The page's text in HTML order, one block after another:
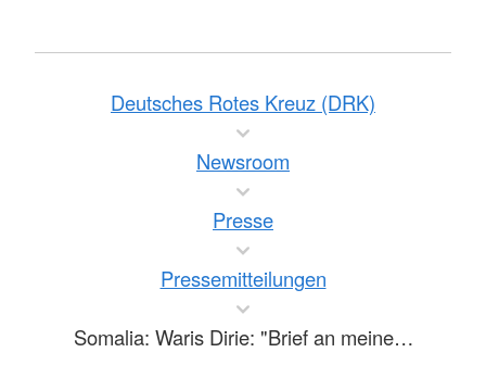
Deutsches Rotes Kreuz (DRK)
Newsroom
Presse
Pressemitteilungen
Somalia: Waris Dirie: "Brief an meine…